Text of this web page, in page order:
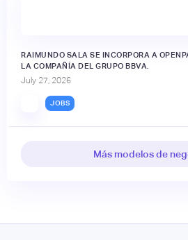
RAIMUNDO SALA SE INCORPORA A
LA COMPAÑÍA DEL GRUPO BBVA.
July 27, 2026
JOBS
Más modelos de